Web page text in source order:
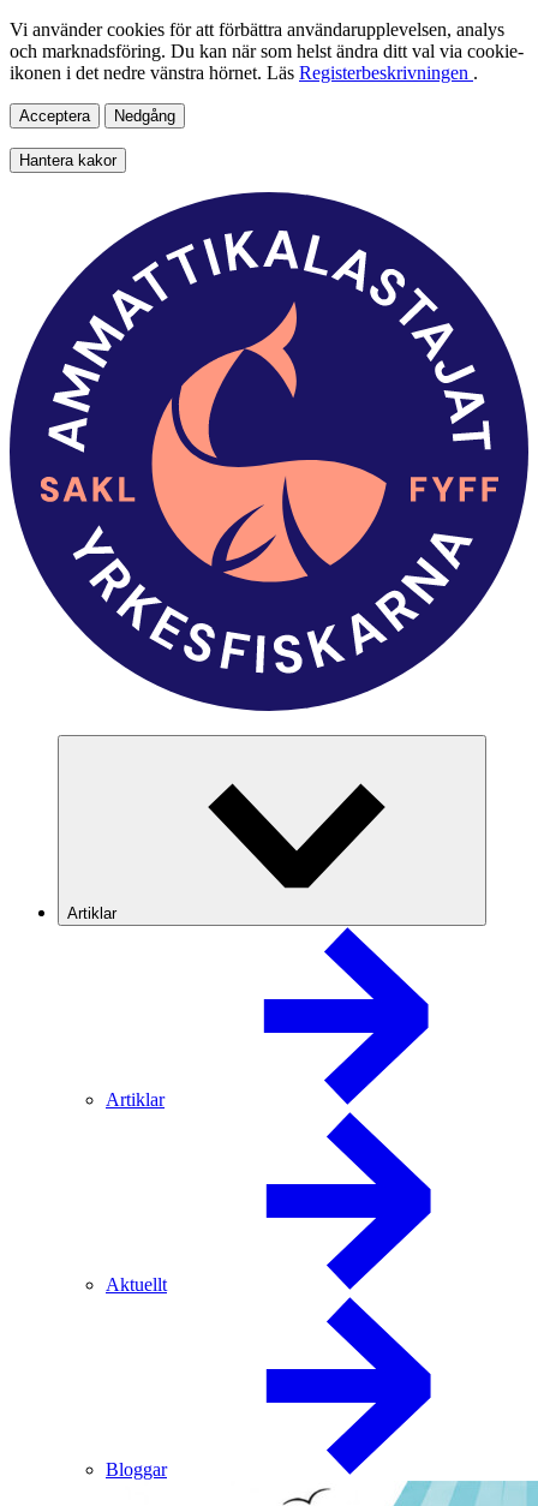
Vi använder cookies för att förbättra användarupplevelsen, analys
och marknadsföring. Du kan när som helst ändra ditt val via cookie-
ikonen i det nedre vänstra hörnet. Läs Registerbeskrivningen .
Acceptera Nedgång
Hantera kakor
Artiklar
Artiklar
Aktuellt
Bloggar